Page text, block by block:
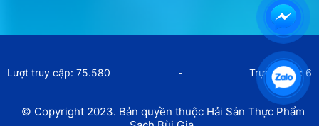
© Copyright 2023. Bản quyền thuộc Hải Sản Thực Phẩm
Lượt truy cập: 75.580 - Trực tuyến: 6